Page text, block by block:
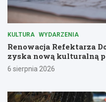
KULTURA WYDARZENIA
Renowacja Refektarza
zyska nową kulturalną
6 sierpnia 2026